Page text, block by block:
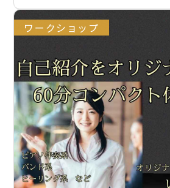
ワークショップ